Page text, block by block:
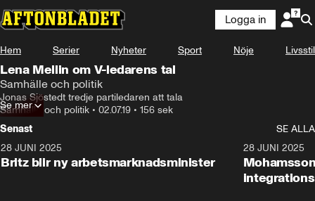
Logga in
Hem Serier Nyheter Sport Nöje Livsstil
Lena Mellin om V-ledarens tal
Samhälle och politik
Jonas Sjöstedt tredje partiledaren att tala
Samhälle och politik • 02.07.19 • 156 sek
Se mer
Senast
SE ALLA
28 JUNI 2025
Britz blir ny arbetsmarknadsminister
28 JUNI 2025